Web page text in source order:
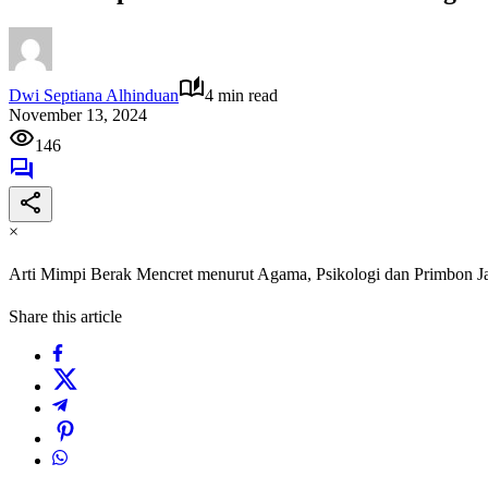
Dwi Septiana Alhinduan
4 min read
November 13, 2024
146
×
Arti Mimpi Berak Mencret menurut Agama, Psikologi dan Primbon
Share this article